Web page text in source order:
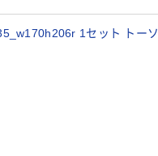
1セット トーソ